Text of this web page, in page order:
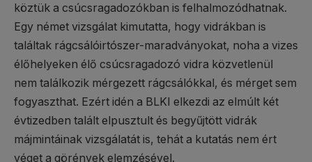
köztük a csúcsragadozókban is felhalmozódhatnak.
Egy német vizsgálat kimutatta, hogy vidrákban is
találtak rágcsálóirtószer-maradványokat, noha a vizes
élőhelyeken élő csúcsragadozó vidra közvetlenül
nem találkozik mérgezett rágcsálókkal, és mérget sem
fogyaszthat. Ezért idén a BLKI elkezdi az elmúlt két
évtizedben talált elpusztult és begyűjtött vidrák
májmintáinak vizsgálatát is, tehát a kutatás nem ért
véget a görények elemzésével.